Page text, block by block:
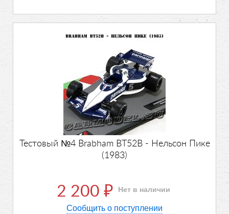
Тестовый №4 Brabham BT52B - Нельсон Пике
(1983)
2 200 ₽ Нет в наличии
Сообщить о поступлении